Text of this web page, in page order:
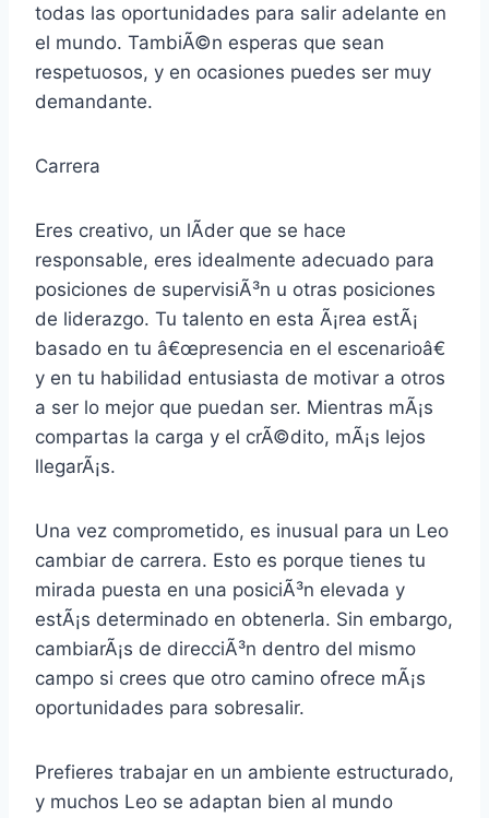
todas las oportunidades para salir adelante en
el mundo. TambiÃ©n esperas que sean
respetuosos, y en ocasiones puedes ser muy
demandante.
Carrera
Eres creativo, un lÃ­der que se hace
responsable, eres idealmente adecuado para
posiciones de supervisiÃ³n u otras posiciones
de liderazgo. Tu talento en esta Ã¡rea estÃ¡
basado en tu â€œpresencia en el escenarioâ€
y en tu habilidad entusiasta de motivar a otros
a ser lo mejor que puedan ser. Mientras mÃ¡s
compartas la carga y el crÃ©dito, mÃ¡s lejos
llegarÃ¡s.
Una vez comprometido, es inusual para un Leo
cambiar de carrera. Esto es porque tienes tu
mirada puesta en una posiciÃ³n elevada y
estÃ¡s determinado en obtenerla. Sin embargo,
cambiarÃ¡s de direcciÃ³n dentro del mismo
campo si crees que otro camino ofrece mÃ¡s
oportunidades para sobresalir.
Prefieres trabajar en un ambiente estructurado,
y muchos Leo se adaptan bien al mundo